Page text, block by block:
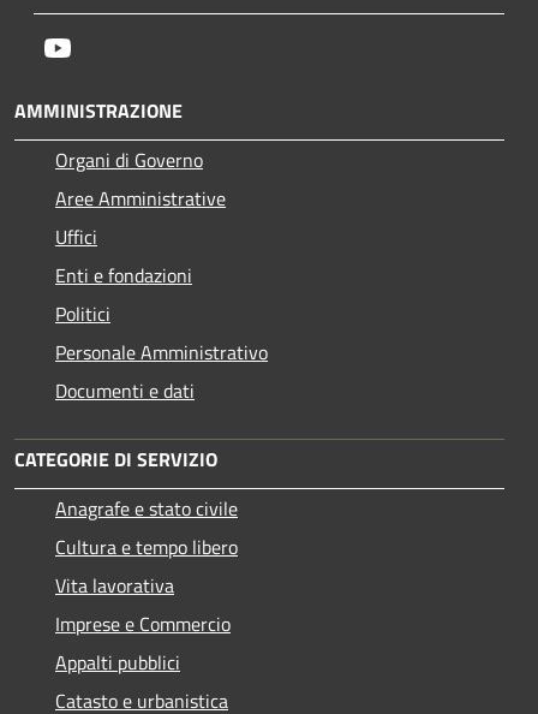
AMMINISTRAZIONE
Organi di Governo
Aree Amministrative
Uffici
Enti e fondazioni
Politici
Personale Amministrativo
Documenti e dati
CATEGORIE DI SERVIZIO
Anagrafe e stato civile
Cultura e tempo libero
Vita lavorativa
Imprese e Commercio
Appalti pubblici
Catasto e urbanistica